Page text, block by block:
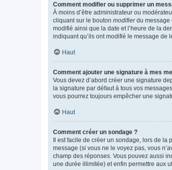
Comment modifier ou supprimer un
À moins d’être administrateur ou
cliquant sur le bouton modifierdu message
modifié ainsi que la date et l’heure de la
indiquant qu’ils ont modifié le message de
Haut
Comment ajouter une signature à mes
Vous devez d’abord créer une signature
la signature par défaut à tous vos
vous pourrez toujours empêcher une
Haut
Comment créer un sondage ?
Il est facile de créer un sondage, lors de la
message (si vous ne le voyez pas, vous
champ des réponses. Vous pouvez aussi
une durée illimitée) et enfin permettre aux